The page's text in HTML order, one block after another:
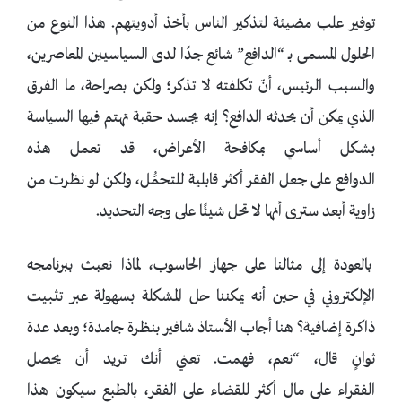
توفير علب مضيئة لتذكير الناس بأخذ أدويتهم. هذا النوع من
الحلول المسمى بـ “الدافع” شائع جدًا لدى السياسيين المعاصرين،
والسبب الرئيس، أنّ تكلفته لا تذكر؛ ولكن بصراحة، ما الفرق
الذي يمكن أن يحدثه الدافع؟ إنه يجسد حقبة تهتم فيها السياسة
بشكل أساسي بمكافحة الأعراض، قد تعمل هذه
الدوافع على جعل الفقر أكثر قابلية للتحمُّل، ولكن لو نظرت من
زاوية أبعد سترى أنها لا تحل شيئًا على وجه التحديد.
بالعودة إلى مثالنا على جهاز الحاسوب، لماذا نعبث ببرنامجه
الإلكتروني في حين أنه يمكننا حل المشكلة بسهولة عبر تثبيت
ذاكرة إضافية؟ هنا أجاب الأستاذ شافير بنظرة جامدة؛ وبعد عدة
ثوانٍ قال، “نعم، فهمت. تعني أنك تريد أن يحصل
الفقراء على مال أكثر للقضاء على الفقر، بالطبع سيكون هذا